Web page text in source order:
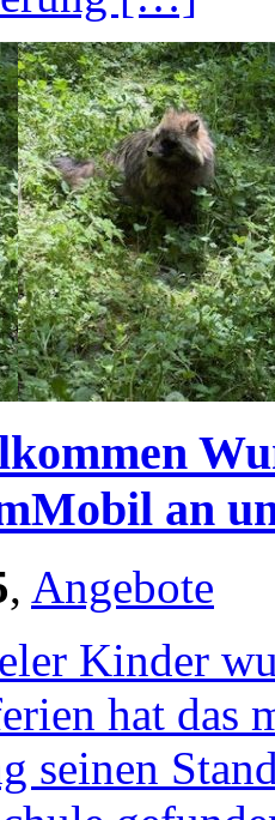
an
, Angebote
Kinder
hat das
seinen